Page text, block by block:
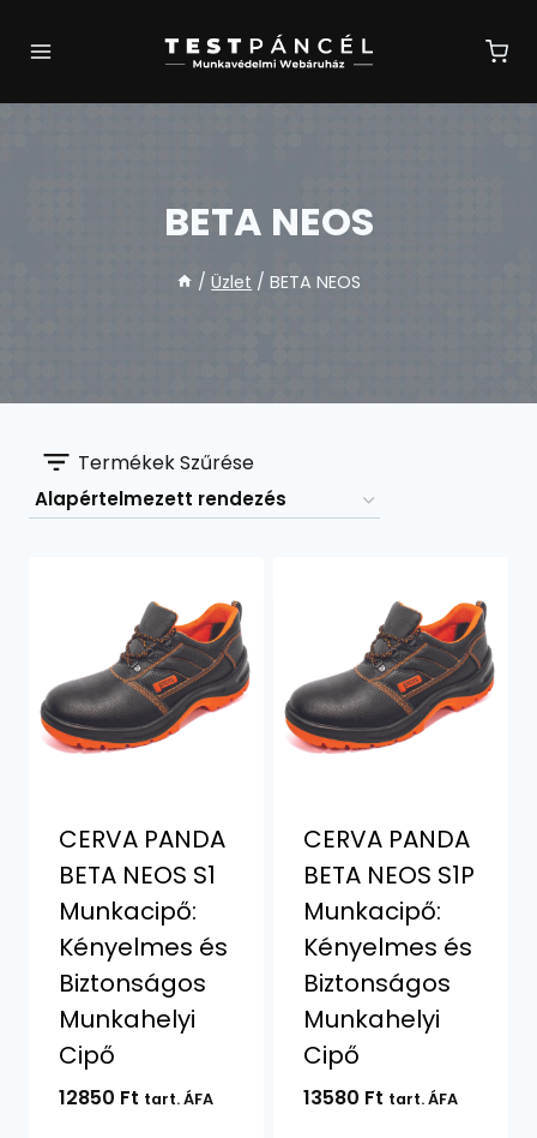
BETA NEOS
/ Üzlet / BETA NEOS
Termékek Szűrése
CERVA PANDA
BETA NEOS S1
Munkacipő:
Kényelmes és
Biztonságos
Munkahelyi
Cipő
12850 Ft tart. ÁFA
CERVA PANDA
BETA NEOS S1P
Munkacipő:
Kényelmes és
Biztonságos
Munkahelyi
Cipő
13580 Ft tart. ÁFA